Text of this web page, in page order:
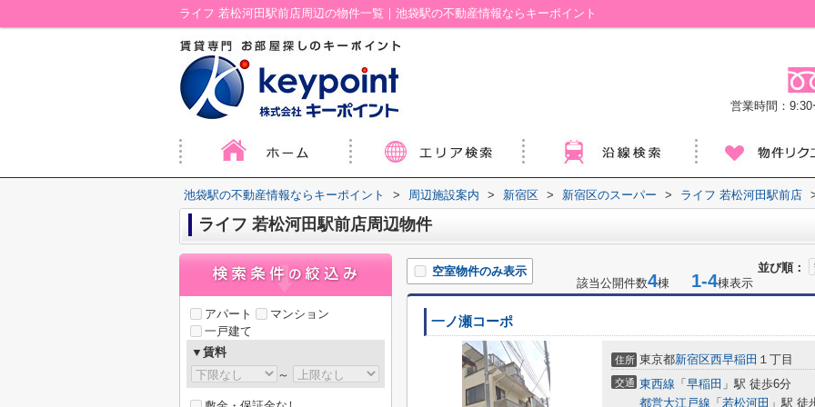
ライフ 若松河田駅前店周辺の物件一覧｜池袋駅の不動産情報ならキーポイント
営業時間：9:30
池袋駅の不動産情報ならキーポイント > 周辺施設案内 > 新宿区 > 新宿区のスーパー > ライフ 若松河田駅前店
ライフ 若松河田駅前店周辺物件
並び順：
空室物件のみ表示
該当公開件数4棟 1-4棟表示
一ノ瀬コーポ
住所 東京都新宿区西早稲田 １丁目
交通 東西線 「 早稲田 」駅 徒歩6分
都営大江戸線 「 若松河田 」駅 徒
アパート
マンション
一戸建て
▼賃料
～